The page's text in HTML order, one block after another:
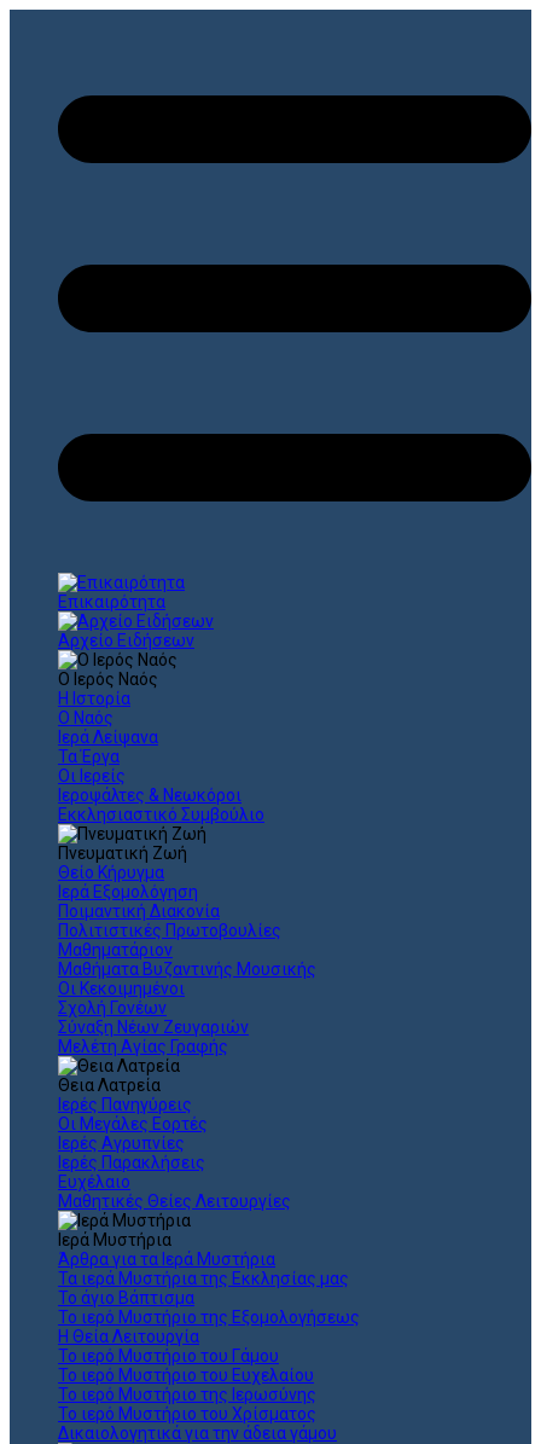
Επικαιρότητα
Αρχείο Ειδήσεων
Ο Ιερός Ναός
Η Ιστορία
Ο Ναός
Ιερά Λείψανα
Τα Έργα
Οι Ιερείς
Ιεροψάλτες & Νεωκόροι
Εκκλησιαστικό Συμβούλιο
Πνευματική Ζωή
Θείο Κήρυγμα
Ιερά Εξομολόγηση
Ποιμαντική Διακονία
Πολιτιστικές Πρωτοβουλίες
Μαθηματάριον
Μαθήματα Βυζαντινής Μουσικής
Οι Κεκοιμημένοι
Σχολή Γονέων
Σύναξη Νέων Ζευγαριών
Μελέτη Αγίας Γραφής
Θεια Λατρεία
Ιερές Πανηγύρεις
Οι Μεγάλες Εορτές
Ιερές Αγρυπνίες
Ιερές Παρακλήσεις
Ευχέλαιο
Μαθητικές Θείες Λειτουργίες
Ιερά Μυστήρια
Άρθρα για τα Ιερά Μυστήρια
Τα ιερά Μυστήρια της Εκκλησίας μας
Το άγιο Βάπτισμα
Το ιερό Μυστήριο της Εξομολογήσεως
Η Θεία Λειτουργία
Το ιερό Μυστήριο του Γάμου
Το ιερό Μυστήριο του Ευχελαίου
Το ιερό Μυστήριο της Ιερωσύνης
Το ιερό Μυστήριο του Χρίσματος
Δικαιολογητικά για την άδεια γάμου